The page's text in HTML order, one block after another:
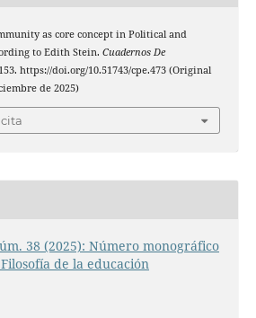
as core concept in Political and
to Edith Stein. Cuadernos De
https://doi.org/10.51743/cpe.473 (Original
de 2025)
38 (2025): Número monográfico
de la educación